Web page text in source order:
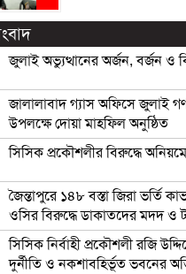
জুলাই অভ্যুত্থানের অর্জন, বর্জন ও
জালালাবাদ গ্যাস অফিসে জুলাই
উপলক্ষে দোয়া মাহফিল অনুষ্ঠিত
সিসিক প্রকৌশলীর বিরুদ্ধে
জৈন্তাপুরে ১৪৮ বস্তা জিরা ভর্তি
ওসির বিরুদ্ধে ডাকাতদের মদদ ও
সিসিক নির্বাহী প্রকৌশলী রজি
দুর্নীতি ও নকশাবহির্ভূত ভবনের